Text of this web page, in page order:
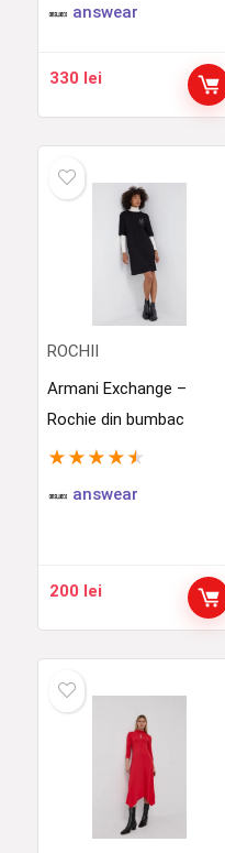
answear
330 lei
ROCHII
Armani Exchange –
Rochie din bumbac
★ ★ ★ ★ ★
answear
200 lei